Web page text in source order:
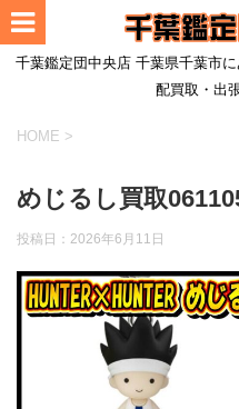
千葉鑑定団中央店 千葉県千葉市
配買取・出
HOME >
めじるし買取
投稿日： 2026年6月11日